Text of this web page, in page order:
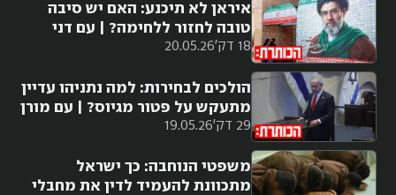
18 דק' 20.05.26
איראן לא תיכנע: האם יש סיבה
טובה לחזור ללחימה? | עם דני
סיטרינוביץ
29 דק' 19.05.26
הולכים לבחירות: למה נתניהו עדיין
מתעקש על פטור מגיוס? | עם מורן
אזולאי
משפטי הנוחבה: כך ישראל
מתכוונת להעמיד לדין את מחבלי